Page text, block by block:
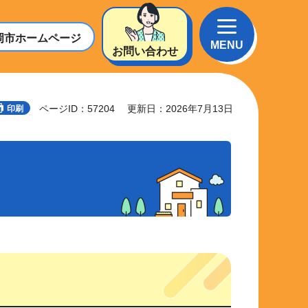
市ホームページ
お問い合わせ
MENU
印刷 ページID：57204 更新日：2026年7月13日